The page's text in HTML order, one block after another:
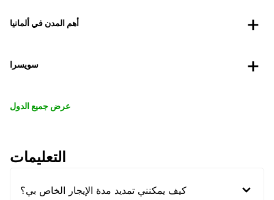
أهم المدن في ألمانيا
سويسرا
عرض جميع الدول
التعليمات
كيف يمكنني تمديد مدة الإيجار الخاص بي؟